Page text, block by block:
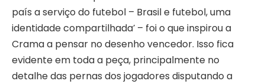
país a serviço do futebol – Brasil e futebol, uma
identidade compartilhada’ – foi o que inspirou a
Crama a pensar no desenho vencedor. Isso fica
evidente em toda a peça, principalmente no
detalhe das pernas dos jogadores disputando a